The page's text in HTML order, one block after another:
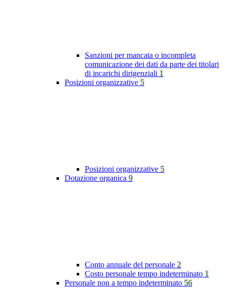
Sanzioni per mancata o incompleta
comunicazione dei dati da parte dei titolari
di incarichi dirigenziali 1
Posizioni organizzative 5
Posizioni organizzative 5
Dotazione organica 9
Conto annuale del personale 2
Costo personale tempo indeterminato 1
Personale non a tempo indeterminato 56